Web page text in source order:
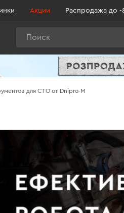
Акции Распродажа до -
для СТО от Dnipro-M